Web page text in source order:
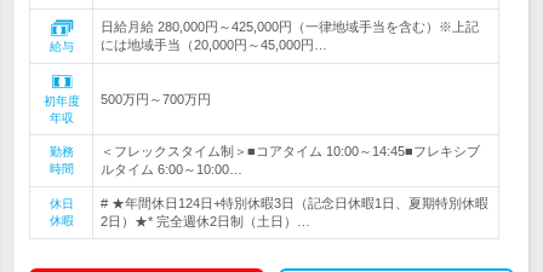
給与
日給月給 280,000円～425,000円（一律地域手当を含む）※上記
には地域手当（20,000円～45,000円…
初年度
年収
500万円～700万円
勤務
時間
＜フレックスタイム制＞■コアタイム 10:00～14:45■フレキシブ
ルタイム 6:00～10:00…
休日
休暇
# ★年間休日124日+特別休暇3日（記念日休暇1日、夏期特別休暇
2日）★* 完全週休2日制（土日）…